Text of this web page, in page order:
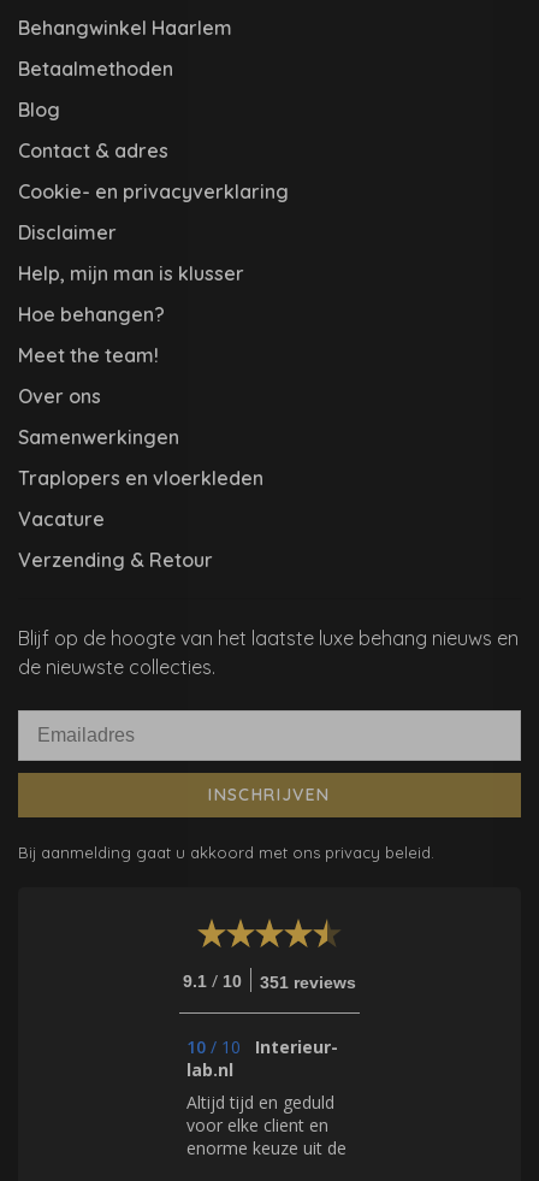
Behangwinkel Haarlem
Betaalmethoden
Blog
Contact & adres
Cookie- en privacyverklaring
Disclaimer
Help, mijn man is klusser
Hoe behangen?
Meet the team!
Over ons
Samenwerkingen
Traplopers en vloerkleden
Vacature
Verzending & Retour
Blijf op de hoogte van het laatste luxe behang nieuws en
de nieuwste collecties.
INSCHRIJVEN
Bij aanmelding gaat u akkoord met ons privacy beleid.
9.1 / 10 351 reviews
10 / 10
Interieur-
lab.nl
Altijd tijd en geduld
voor elke client en
enorme keuze uit de